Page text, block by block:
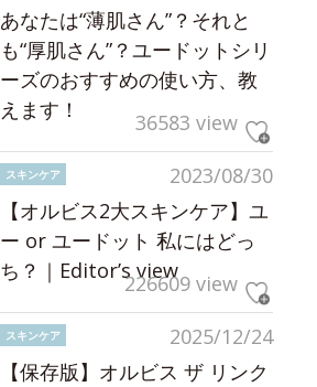
あなたは“薄肌さん”？それと
も“厚肌さん”？ユードットシリ
ーズのおすすめの使い方、教
えます！
36583 view
2023/08/30
スキンケア
【オルビス2大スキンケア】ユ
ー or ユードット 私にはどっ
ち？｜Editor’s view226609 view
2025/12/24
スキンケア
【保存版】オルビス ザ リンク